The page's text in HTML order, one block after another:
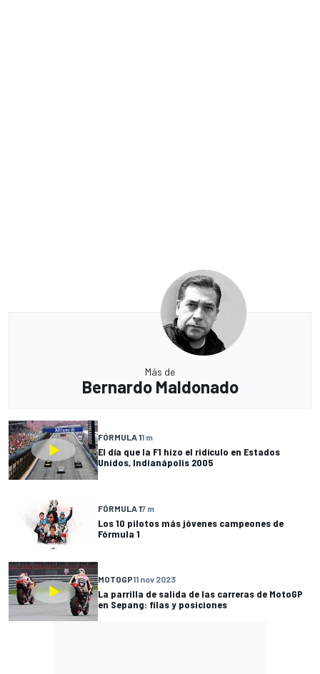
Más de
Bernardo Maldonado
FÓRMULA 11 m
El día que la F1 hizo el ridículo en Estados
Unidos, Indianápolis 2005
FÓRMULA 17 m
Los 10 pilotos más jóvenes campeones de
Fórmula 1
MOTOGP11 nov 2023
La parrilla de salida de las carreras de MotoGP
en Sepang: filas y posiciones